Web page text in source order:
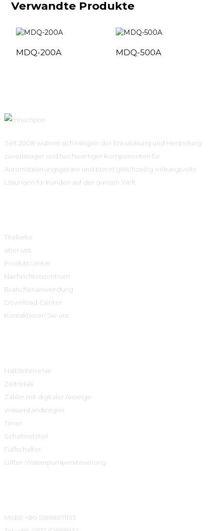
Verwandte Produkte
MDQ-200A MDQ-500A
Seit 2008 widmet sich Mingxin der Entwicklung und Herstellung
zuverlässiger und hochwertiger Komponenten für
Automatisierungsgeräte und bietet gleichzeitig wirkungsvolle
Lösungen für Kunden auf der ganzen Welt.
Titelseite
über uns
Produktcenter
Nachrichtenzentrum
Branchenanwendung
Download-Center
Kontaktieren Sie uns
Halbleiterrelais
Zeitrelais
Zähler mit digitaler Anzeige
Wasserstandsregler
Timer
Schaltnetzteil
Fußschalter
Lüfter-Wasserpumpensteuerung
Mobil: +86-15868071133